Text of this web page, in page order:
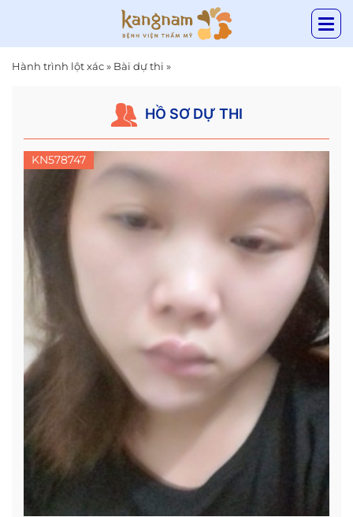
Hành trình lột xác» Bài dự thi »
HỒ SƠ DỰ THI
KN578747